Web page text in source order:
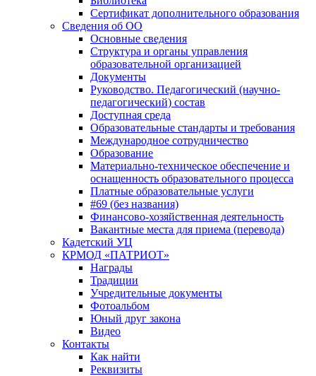
Сертификат дополнительного образования
Сведения об ОО
Основные сведения
Структура и органы управления
образовательной организацией
Документы
Руководство. Педагогический (научно-
педагогический) состав
Доступная среда
Образовательные стандарты и требования
Международное сотрудничество
Образование
Материально-техническое обеспечение и
оснащенность образовательного процесса
Платные образовательные услуги
#69 (без названия)
Финансово-хозяйственная деятельность
Вакантные места для приема (перевода)
Кадетский УЦ
КРМОД «ПАТРИОТ»
Награды
Традиции
Учредительные документы
Фотоальбом
Юный друг закона
Видео
Контакты
Как найти
Реквизиты